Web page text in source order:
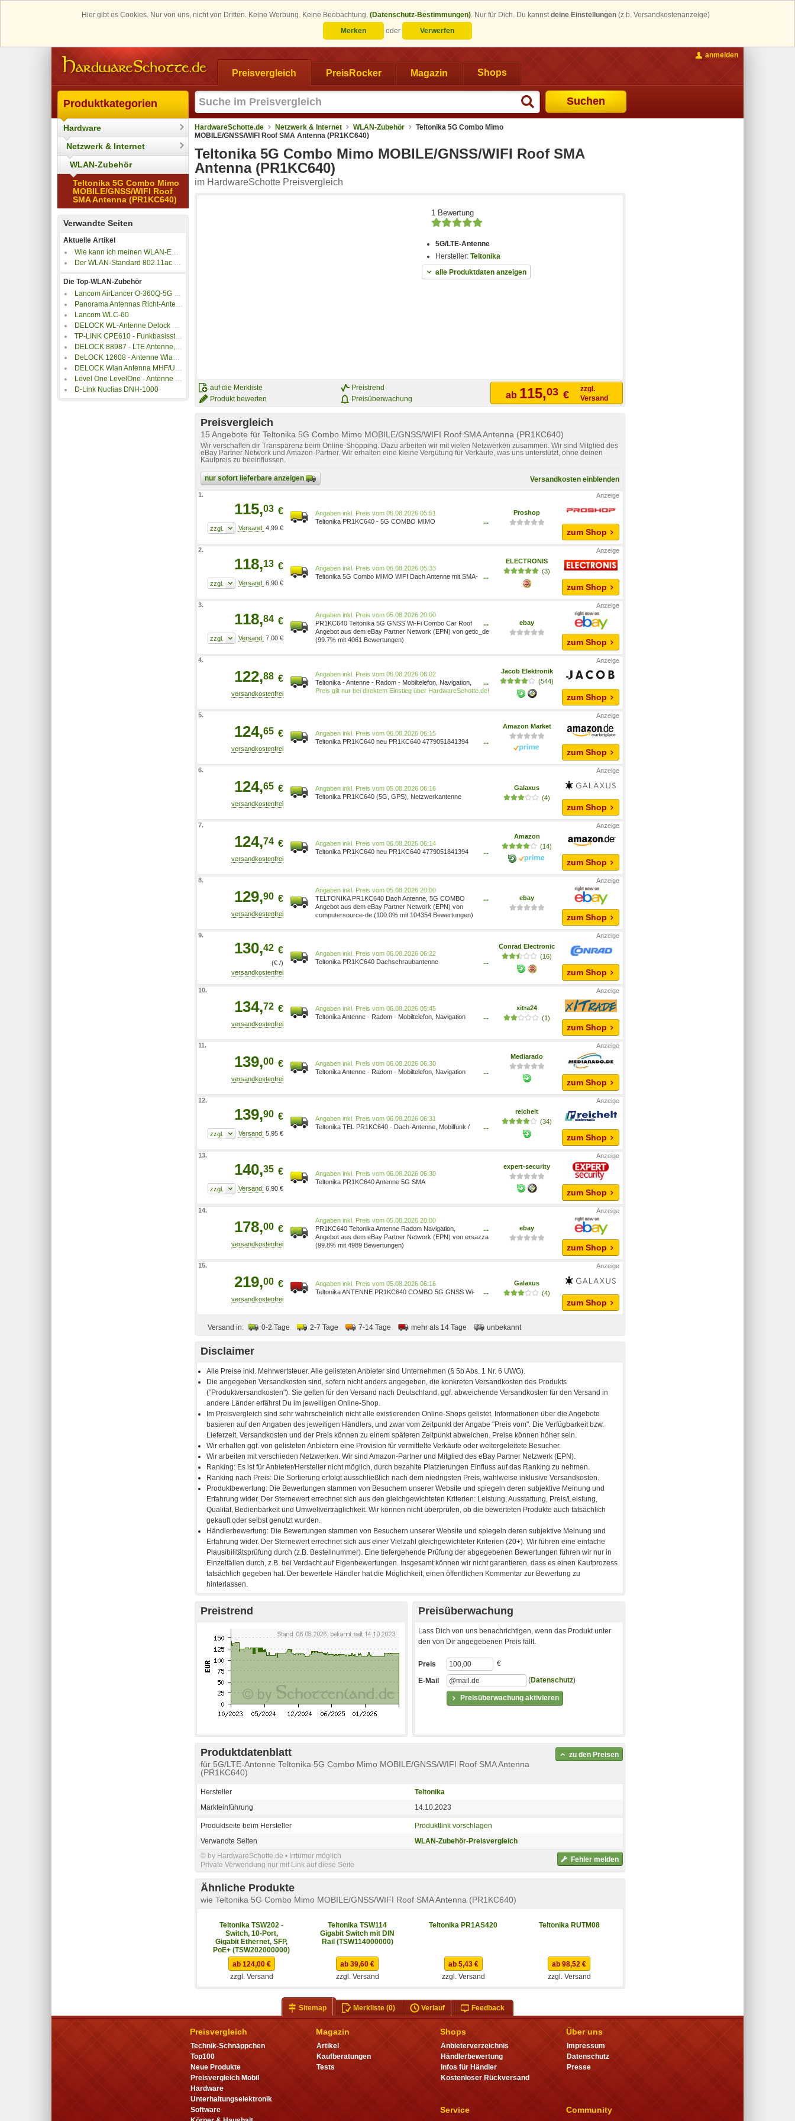
Hier gibt es Cookies. Nur von uns, nicht von Dritten. Keine Werbung. Keine Beobachtung. (Datenschutz-Bestimmungen). Nur für Dich. Du kannstdeine Einstellungen (z.b. Versandkostenanzeige)
Merken
oder Verwerfen
Preisvergleich PreisRocker Magazin Shops
Suchen
anmelden
Produktkategorien
Hardware
Netzwerk & Internet
WLAN-Zubehör
Teltonika 5G Combo Mimo
MOBILE/GNSS/WIFI Roof
SMA Antenna (PR1KC640)
Verwandte Seiten
Aktuelle Artikel
Wie kann ich meinen WLAN-Empfang verbessern?
Der WLAN-Standard 802.11ac kommt
Die Top-WLAN-Zubehör
Lancom AirLancer O-360Q-5G Outdoor-5G-Rundstrahlantenne
Panorama Antennas Richt-Antenne Mimo Hochgewinn 5 m weiß Weiß
Lancom WLC-60
DELOCK WL-Antenne Delock 2x I-PEX Mini RF 5dBi Doppelantenne
TP-LINK CPE610 - Funkbasisstation - Wi-Fi - 5 GHz - Gleichstrom
DELOCK 88987 - LTE Antenne, SMA, 3 dBi, Klebemontage
DeLOCK 12608 - Antenne Wlan MHF I Stecker 2 - 4 dBi 15 cm 1.13 PCB intern
DELOCK Wlan Antenna MHF/UF.LP-068 - Antenne - Wi-Fi - 1 dBi
Level One LevelOne - Antenne - Blech - Wi-Fi - 12 dBi
D-Link Nuclias DNH-1000
HardwareSchotte.de Netzwerk & Internet WLAN-Zubehör
Teltonika 5G Combo Mimo
MOBILE/GNSS/WIFI Roof SMA Antenna (PR1KC640)
Teltonika 5G Combo Mimo MOBILE/GNSS/WIFI Roof SMA
Antenna (PR1KC640)
im HardwareSchotte Preisvergleich
1 Bewertung
5G/LTE-Antenne
Hersteller:Teltonika
alle Produktdaten anzeigen
auf die Merkliste
Produkt bewerten
Preistrend
Preisüberwachung
ab 115,03 €
zzgl.
Versand
Preisvergleich
15 Angebote für Teltonika 5G Combo Mimo MOBILE/GNSS/WIFI Roof SMA Antenna (PR1KC640)
Wir verschaffen dir Transparenz beim Online-Shopping. Dazu arbeiten wir mit vielen Netzwerken zusammen. Wir sind Mitglied des
eBay Partner Network und Amazon-Partner. Wir erhalten eine kleine Vergütung für Verkäufe, was uns unterstützt, ohne deinen
Kaufpreis zu beeinflussen.
nur sofort lieferbare anzeigen Versandkosten einblenden
1.
115,03 €
4,99 €
Preis vom 06.08.2026 05:51
Teltonika PR1KC640 - 5G COMBO MIMO
...
Proshop
zum Shop
2.
118,13 €
6,90 €
Preis vom 06.08.2026 05:33
Teltonika 5G Combo MIMO WiFI Dach Antenne mit SMA-
...
ELECTRONIS
(3)
zum Shop
3.
118,84 €
7,00 €
Preis vom 05.08.2026 20:00
PR1KC640 Teltonika 5G GNSS Wi-Fi Combo Car Roof
SMA Antenna
...
Angebot aus dem eBay Partner Network (EPN) von getic_de
(99.7% mit 4061 Bewertungen)
ebay
zum Shop
4.
122,88 €
Preis vom 06.08.2026 06:02
Teltonika - Antenne - Radom - Mobiltelefon, Navigation,
Wi-Fi - am Dach montierbar (PR1KC640)
...
Preis gilt nur bei direktem Einstieg über HardwareSchotte.de!
Jacob Elektronik
(544)
zum Shop
5.
124,65 €
Preis vom 06.08.2026 06:15
Teltonika PR1KC640 neu PR1KC640 4779051841394
...
Amazon Market
zum Shop
6.
124,65 €
Preis vom 05.08.2026 06:16
Teltonika PR1KC640 (5G, GPS), Netzwerkantenne
Galaxus
(4)
zum Shop
7.
124,74 €
Preis vom 06.08.2026 06:14
Teltonika PR1KC640 neu PR1KC640 4779051841394
...
Amazon
(14)
zum Shop
8.
129,90 €
Preis vom 05.08.2026 20:00
TELTONIKA PR1KC640 Dach Antenne, 5G COMBO
MIMO MOBIL/GNSS/WIFI SMA
...
Angebot aus dem eBay Partner Network (EPN) von
computersource-de (100.0% mit 104354 Bewertungen)
ebay
zum Shop
9.
130,42 €
(€ /)
Preis vom 06.08.2026 06:22
Teltonika PR1KC640 Dachschraubantenne
...
Conrad Electronic
(16)
zum Shop
10.
134,72 €
Preis vom 06.08.2026 05:45
Teltonika Antenne - Radom - Mobiltelefon, Navigation
...
xitra24
(1)
zum Shop
11.
139,00 €
Preis vom 06.08.2026 06:30
Teltonika Antenne - Radom - Mobiltelefon, Navigation
...
Mediarado
zum Shop
12.
139,90 €
5,95 €
Preis vom 06.08.2026 06:31
Teltonika TEL PR1KC640 - Dach-Antenne, Mobilfunk /
...
reichelt
(34)
zum Shop
13.
140,35 €
6,90 €
Preis vom 06.08.2026 06:30
Teltonika PR1KC640 Antenne 5G SMA
expert-security
zum Shop
14.
178,00 €
Preis vom 05.08.2026 20:00
PR1KC640 Teltonika Antenne Radom Navigation,
Mobiltelefon, Wi-Fi ~D~
...
Angebot aus dem eBay Partner Network (EPN) von ersazza
(99.8% mit 4989 Bewertungen)
ebay
zum Shop
15.
219,00 €
Preis vom 05.08.2026 06:16
Teltonika ANTENNE PR1KC640 COMBO 5G GNSS Wi-
...
Galaxus
(4)
zum Shop
Versand in: 0-2 Tage 2-7 Tage 7-14 Tage mehr als 14 Tage unbekannt
Disclaimer
Preistrend Preisüberwachung
Lass Dich von uns benachrichtigen, wenn das Produkt unter
den von Dir angegebenen Preis fällt.
Preisüberwachung aktivieren
Preis €
E-Mail (Datenschutz)
Produktdatenblatt
für 5G/LTE-Antenne Teltonika 5G Combo Mimo MOBILE/GNSS/WIFI Roof SMA Antenna
(PR1KC640)
zu den Preisen
Hersteller
Teltonika
Markteinführung
14.10.2023
Produktseite beim Hersteller
Produktlink vorschlagen
Verwandte Seiten
WLAN-Zubehör-Preisvergleich
Fehler melden
© by HardwareSchotte.de • Irrtümer möglich
Private Verwendung nur mit Link auf diese Seite
Ähnliche Produkte
wie Teltonika 5G Combo Mimo MOBILE/GNSS/WIFI Roof SMA Antenna (PR1KC640)
Teltonika TSW202 -
Switch, 10-Port,
Gigabit Ethernet, SFP,
PoE+ (TSW202000000)
Teltonika TSW114
Gigabit Switch mit DIN
Rail (TSW114000000)
Teltonika PR1AS420 Teltonika RUTM08
ab 124,00 €
zzgl. Versand
ab 39,60 €
zzgl. Versand
ab 5,43 €
zzgl. Versand
ab 98,52 €
zzgl. Versand
Sitemap Merkliste(0) Verlauf Feedback
Preisvergleich
Technik-Schnäppchen
Top100
Neue Produkte
Preisvergleich Mobil
Hardware
Unterhaltungselektronik
Software
Magazin
Artikel
Kaufberatungen
Tests
Shops
Anbieterverzeichnis
Händlerbewertung
Infos für Händler
Kostenloser Rückversand
Service
Über uns
Impressum
Datenschutz
Presse
Community